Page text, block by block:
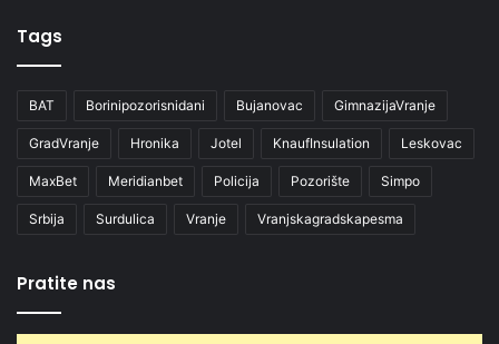
Tags
BAT Borinipozorisnidani Bujanovac GimnazijaVranje
GradVranje Hronika Jotel KnaufInsulation Leskovac
MaxBet Meridianbet Policija Pozorište Simpo
Srbija Surdulica Vranje Vranjskagradskapesma
Pratite nas